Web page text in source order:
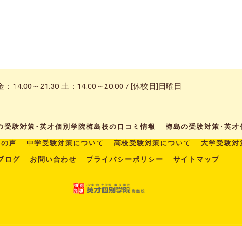
：14:00～21:30 土：14:00～20:00 / [休校日]日曜日
受験対策･英才個別学院梅島校の口コミ情報 梅島の受験対策･英才
声 中学受験対策について 高校受験対策について 大学受験対
ログ お問い合わせ プライバシーポリシー サイトマップ